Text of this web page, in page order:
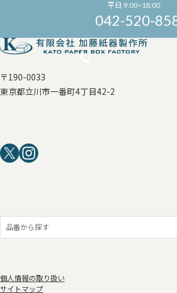
平日 9:00~18:00
042-520-
〒190-0033
東京都立川市一番町4丁目42-2
個人情報の取り扱い
サイトマップ